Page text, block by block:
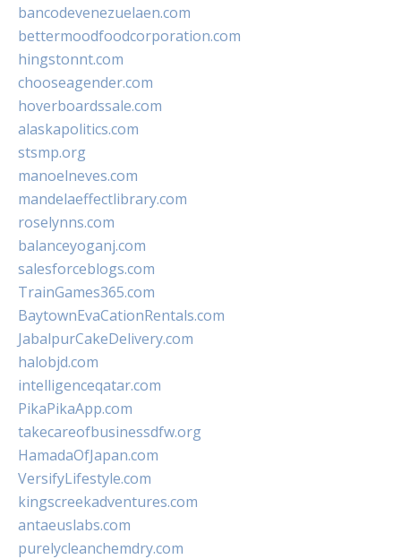
bancodevenezuelaen.com
bettermoodfoodcorporation.com
hingstonnt.com
chooseagender.com
hoverboardssale.com
alaskapolitics.com
stsmp.org
manoelneves.com
mandelaeffectlibrary.com
roselynns.com
balanceyoganj.com
salesforceblogs.com
TrainGames365.com
BaytownEvaCationRentals.com
JabalpurCakeDelivery.com
halobjd.com
intelligenceqatar.com
PikaPikaApp.com
takecareofbusinessdfw.org
HamadaOfJapan.com
VersifyLifestyle.com
kingscreekadventures.com
antaeuslabs.com
purelycleanchemdry.com